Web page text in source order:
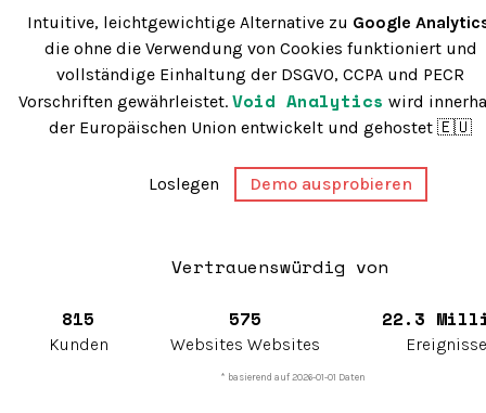
Intuitive, leichtgewichtige Alternative zu Google
die ohne die Verwendung von Cookies funktioniert und
vollständige Einhaltung der DSGVO, CCPA und PECR
Vorschriften gewährleistet. Void Analytics wird
der Europäischen Union entwickelt und gehostet 🇪🇺
Loslegen Demo ausprobieren
Vertrauenswürdig von
815
Kunden
575
Websites Websites
22.3
Ereignisse
* basierend auf 2026-01-01 Daten